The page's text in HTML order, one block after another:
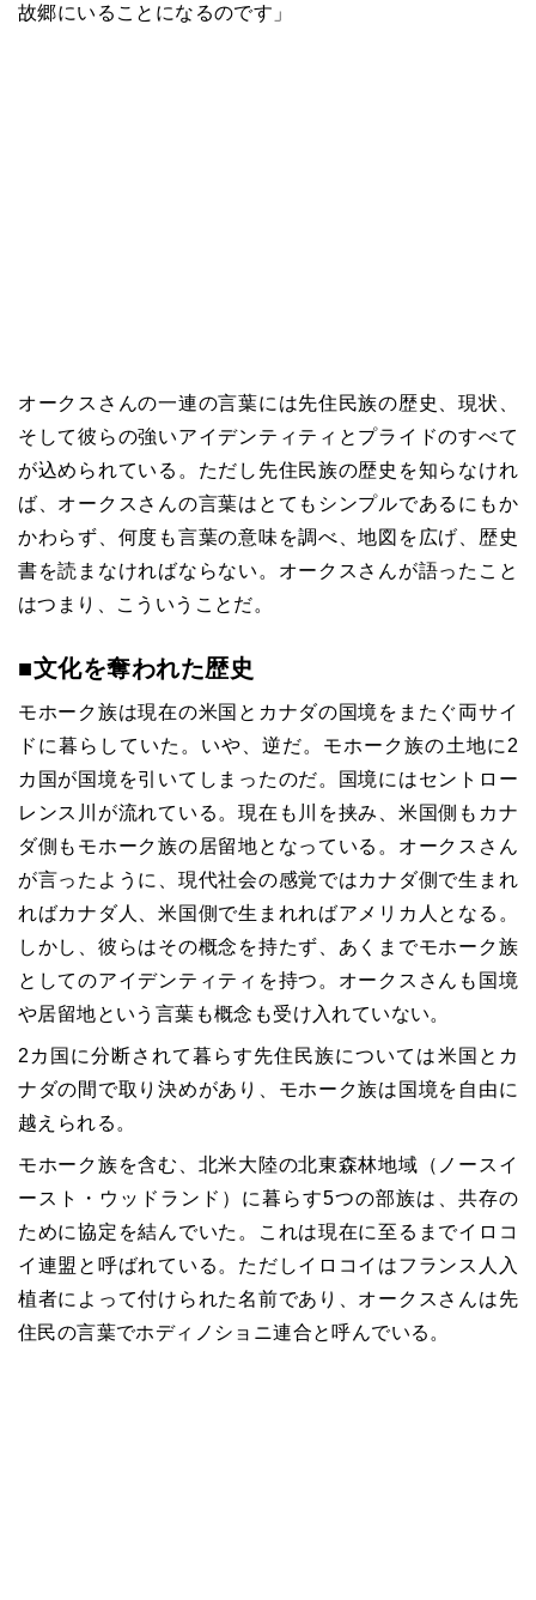
故郷にいることになるのです」
オークスさんの一連の言葉には先住民族の歴史、現状、
そして彼らの強いアイデンティティとプライドのすべて
が込められている。ただし先住民族の歴史を知らなけれ
ば、オークスさんの言葉はとてもシンプルであるにもか
かわらず、何度も言葉の意味を調べ、地図を広げ、歴史
書を読まなければならない。オークスさんが語ったこと
はつまり、こういうことだ。
■文化を奪われた歴史
モホーク族は現在の米国とカナダの国境をまたぐ両サイ
ドに暮らしていた。いや、逆だ。モホーク族の土地に2
カ国が国境を引いてしまったのだ。国境にはセントロー
レンス川が流れている。現在も川を挟み、米国側もカナ
ダ側もモホーク族の居留地となっている。オークスさん
が言ったように、現代社会の感覚ではカナダ側で生まれ
ればカナダ人、米国側で生まれればアメリカ人となる。
しかし、彼らはその概念を持たず、あくまでモホーク族
としてのアイデンティティを持つ。オークスさんも国境
や居留地という言葉も概念も受け入れていない。
2カ国に分断されて暮らす先住民族については米国とカ
ナダの間で取り決めがあり、モホーク族は国境を自由に
越えられる。
モホーク族を含む、北米大陸の北東森林地域（ノースイ
ースト・ウッドランド）に暮らす5つの部族は、共存の
ために協定を結んでいた。これは現在に至るまでイロコ
イ連盟と呼ばれている。ただしイロコイはフランス人入
植者によって付けられた名前であり、オークスさんは先
住民の言葉でホディノショニ連合と呼んでいる。